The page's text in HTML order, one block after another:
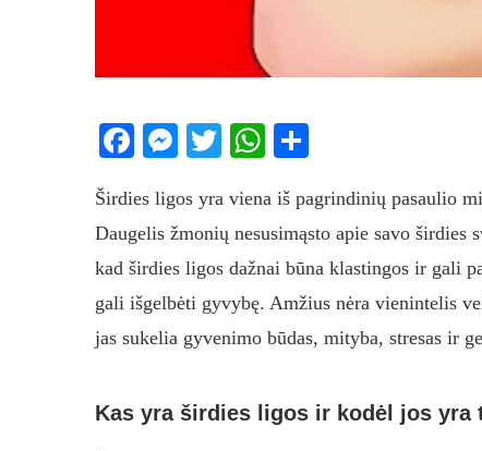
Facebook
Messenger
TwitterWhatsApp
Širdies ligos yra viena iš pagrindinių pasaulio
Daugelis žmonių nesusimąsto apie savo
kad širdies ligos dažnai būna klastingos ir gali
gali išgelbėti gyvybę. Amžius nėra vienintelis
jas sukelia gyvenimo būdas, mityba, stresas ir
Kas yra širdies ligos ir kodėl jos yra